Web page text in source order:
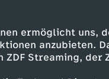
ermöglicht uns,
anzubieten.
Streaming, der